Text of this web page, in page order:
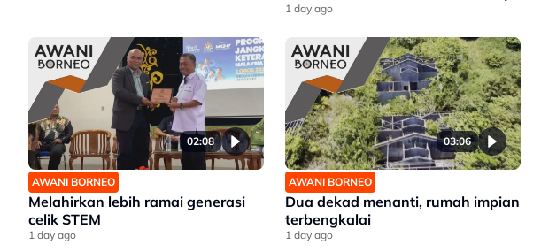
Sabah Intai Juara SUKMA
1 day ago
02:08
AWANI BORNEO
Melahirkan lebih ramai generasi
celik STEM
1 day ago
03:06
AWANI BORNEO
Dua dekad menanti, rumah impian
terbengkalai
1 day ago